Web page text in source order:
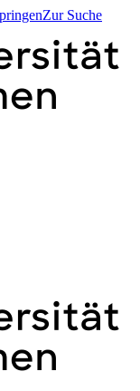
Zur Suche